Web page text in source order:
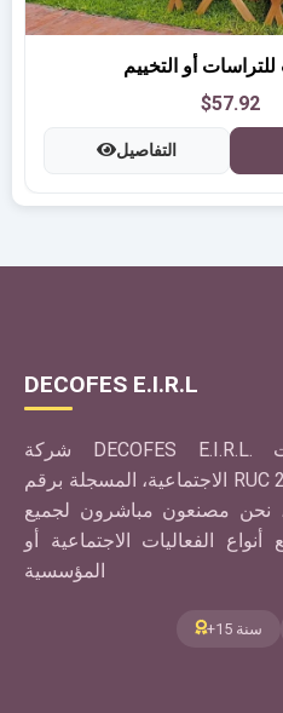
أو التخييم
$57.92
التفاصيل
DECOFES E.I.R.L
شركة DECOFES E.I.R.L. لتزيين الحفلات والمناسبات
الاجتماعية، المسجلة برقم RUC 20608890182، بخبرة تزيد عن
نحن مصنعون مباشرون لجميع
أنواع الفعاليات الاجتماعية أو
المؤسسية
+15 سنة